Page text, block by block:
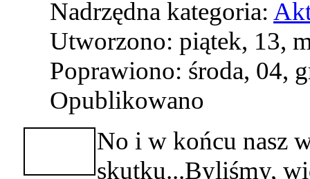
Nadrzędna kategoria:
Utworzono: piątek, 13,
Poprawiono: środa, 04,
Opublikowano
No i w końcu nasz
skutku...Byliśmy,